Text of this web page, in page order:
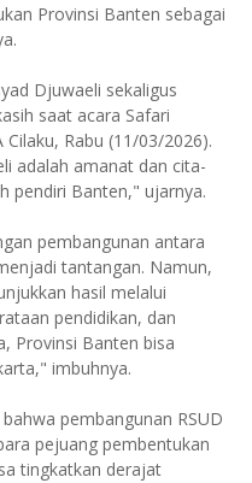
Provinsi Banten sebagai
Djuwaeli sekaligus
saat acara Safari
Rabu (11/03/2026).
adalah amanat dan cita-
pendiri Banten," ujarnya.
pembangunan antara
tantangan. Namun,
hasil melalui
pendidikan, dan
Provinsi Banten bisa
imbuhnya.
pembangunan RSUD
pejuang pembentukan
tingkatkan derajat